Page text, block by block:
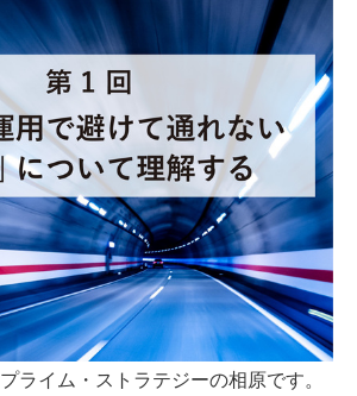
ライム・ストラテジーの相原です。